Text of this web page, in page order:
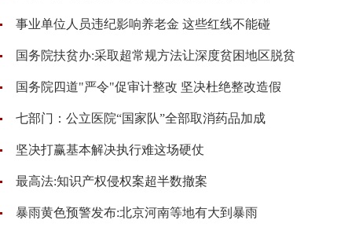
事业单位人员违纪影响养老金 这些红线不能碰
国务院扶贫办:采取超常规方法让深度贫困地区脱贫
国务院四道"严令"促审计整改 坚决杜绝整改造假
七部门：公立医院“国家队”全部取消药品加成
坚决打赢基本解决执行难这场硬仗
最高法:知识产权侵权案超半数撤案
暴雨黄色预警发布:北京河南等地有大到暴雨